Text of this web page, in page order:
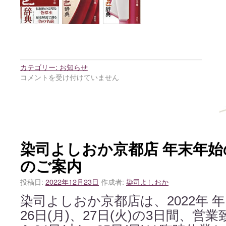
カテゴリー: お知らせ
コメントを受け付けていません
染司よしおか京都店 年末年
のご案内
投稿日: 2022年12月23日 作成者: 染司よしおか
染司よしおか京都店は、2022年
26日(月)、27日(火)の3日間、営業